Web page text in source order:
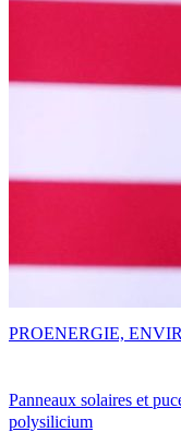
Panneaux solaires et
polysilicium
PROENERGIE,